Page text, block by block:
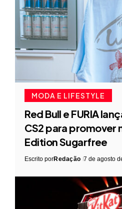
MODA E LIFESTYLE
Red Bull e FURIA
CS2 para promover
Edition Sugarfree
Escrito porRedação 7 de agosto